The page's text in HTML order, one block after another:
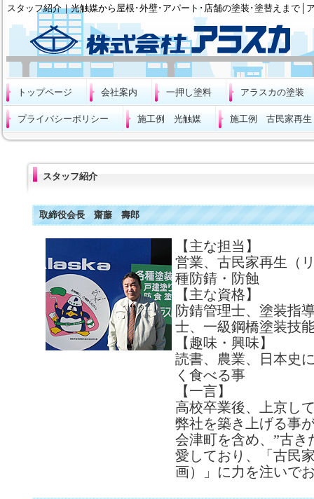
スタッフ紹介｜光触媒から屋根･外壁･アパート･店舗の塗装･塗替えまで│
トップページ 会社案内 一押し塗料 アラスカの塗装
プライバシーポリシー 施工例 光触媒 施工例 古民家再生
スタッフ紹介
取締役会長 齋藤 壽郎
【主な担当】
営業、古民家再生（
種防錆・防蝕
【主な資格】
防錆管理士、塗装指
士、一級鋼橋塗装技
【趣味・興味】
読書、農業、日本史
く食べる事
【一言】
高校卒業後、上京し
弊社を築き上げる事
会津町を含め、”古き
愛しており、「古民
画）」に力を注いで